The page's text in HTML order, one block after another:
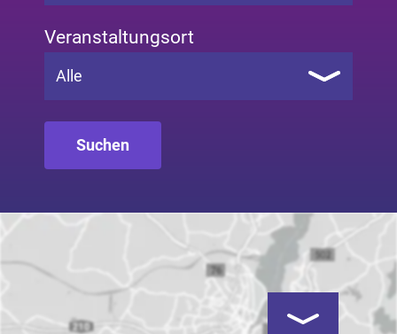
Veranstaltungsort
Alle
Kartenansicht